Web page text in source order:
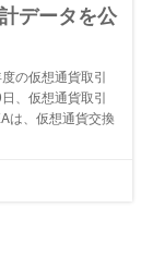
データを公
の仮想通貨取引
、仮想通貨取引
は、仮想通貨交換